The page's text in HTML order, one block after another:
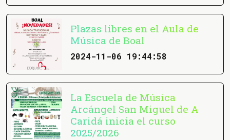
Plazas libres en el Aula de
Música de Boal
2024-11-06 19:44:58
La Escuela de Música
Arcángel San Miguel de A
Caridá inicia el curso
2025/2026